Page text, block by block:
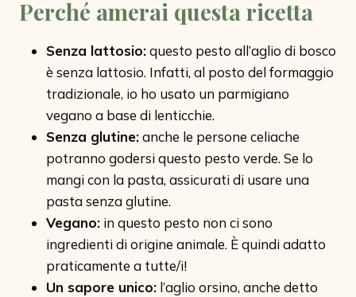
Perché amerai questa ricetta
Senza lattosio:questo pesto all’aglio di bosco
è senza lattosio. Infatti, al posto del formaggio
tradizionale, io ho usato un parmigiano
vegano a base di lenticchie.
Senza glutine:anche le persone celiache
potranno godersi questo pesto verde. Se lo
mangi con la pasta, assicurati di usare una
pasta senza glutine.
Vegano: in questo pesto non ci sono
ingredienti di origine animale. È quindi adatto
praticamente a tutte/i!
Un sapore unico: l’aglio orsino, anche detto